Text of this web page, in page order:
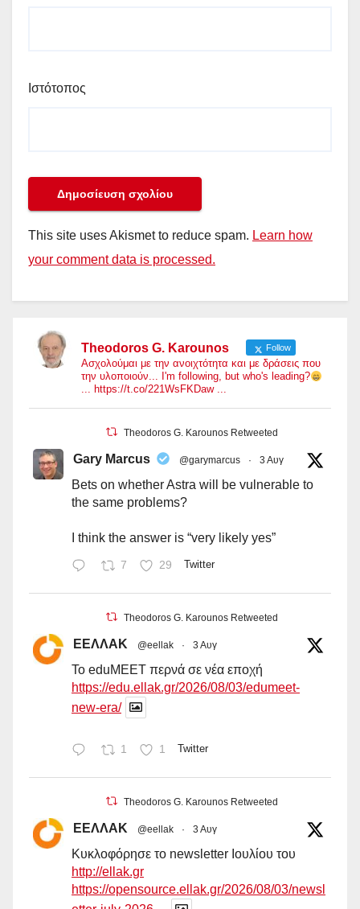
Ιστότοπος
This site uses Akismet to reduce spam. Learn how
your comment data is processed.
Theodoros G. Karounos Follow
Ασχολούμαι με την ανοιχτότητα και με δράσεις που
την υλοποιούν... I'm following, but who's leading?
... https://t.co/221WsFKDaw ...
Theodoros G. Karounos Retweeted
Gary Marcus @garymarcus · 3 Αυγ
Bets on whether Astra will be vulnerable to
the same problems?
I think the answer is “very likely yes”
7 29 Twitter
Theodoros G. Karounos Retweeted
ΕΕΛΛΑΚ @eellak · 3 Αυγ
Το eduMEET περνά σε νέα εποχή
https://edu.ellak.gr/2026/08/03/edumeet-
new-era/
1 1 Twitter
Theodoros G. Karounos Retweeted
ΕΕΛΛΑΚ @eellak · 3 Αυγ
Κυκλοφόρησε το newsletter Ιουλίου του
http://ellak.gr
https://opensource.ellak.gr/2026/08/03/newsl